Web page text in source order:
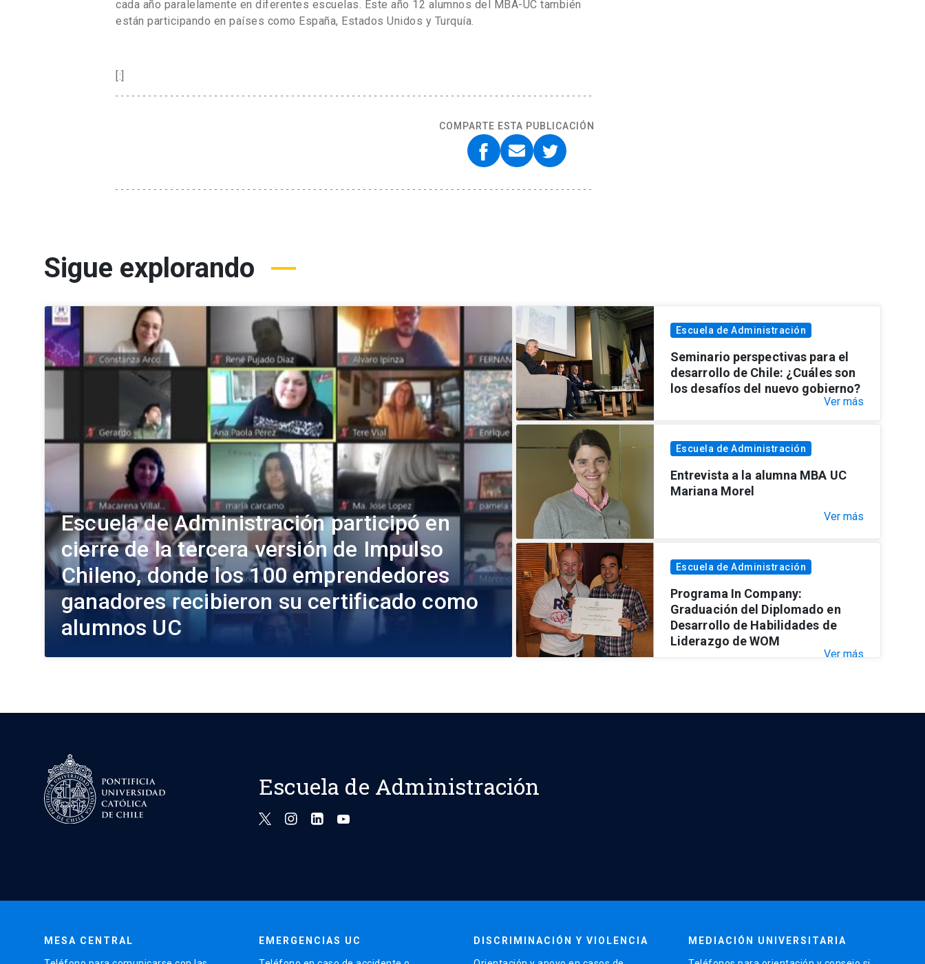
cada año paralelamente en diferentes escuelas. Este año 12 alumnos del MBA-UC también
están participando en países como España, Estados Unidos y Turquía.
[:]
COMPARTE ESTA PUBLICACIÓN
Sigue explorando
Escuela de Administración participó en
cierre de la tercera versión de Impulso
Chileno, donde los 100 emprendedores
ganadores recibieron su certificado como
alumnos UC
Escuela de Administración
Seminario perspectivas para el
desarrollo de Chile: ¿Cuáles son
los desafíos del nuevo gobierno?
Ver más
Escuela de Administración
Entrevista a la alumna MBA UC
Mariana Morel
Ver más
Escuela de Administración
Programa In Company:
Graduación del Diplomado en
Desarrollo de Habilidades de
Liderazgo de WOM
Ver más
Escuela de Administración
MESA CENTRAL EMERGENCIAS UC DISCRIMINACIÓN Y VIOLENCIA MEDIACIÓN UNIVERSITARIA